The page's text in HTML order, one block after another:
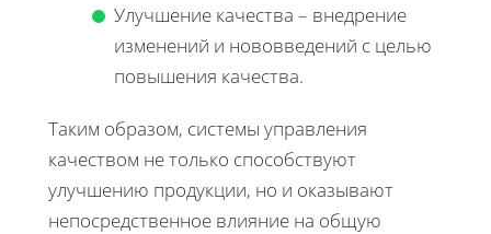
Улучшение качества – внедрение
изменений и нововведений с целью
повышения качества.
Таким образом, системы управления
качеством не только способствуют
улучшению продукции, но и оказывают
непосредственное влияние на общую